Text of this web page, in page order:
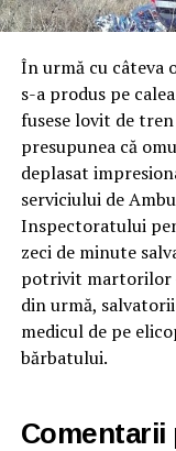
În urmă cu câteva
s-a produs pe
fusese lovit de
presupunea că
deplasat
serviciului de
Inspectoratului
zeci de minute
potrivit martorilor
din urmă,
medicul de pe
bărbatului.
Comentarii